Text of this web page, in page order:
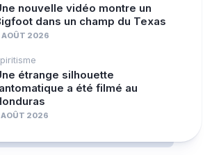
nouvelle vidéo montre un
dans un champ du Texas
AOÛT 2026
étrange silhouette
a été filmé au
AOÛT 2026